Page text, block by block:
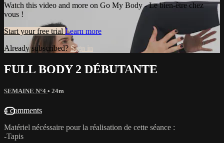
Watch this video and more on Go My Body - Le bien-être chez
vous !
Start your free trial Learn more
Already subscribed? Sign in
FULL BODY 2 DÉBUTANTE
SEMAINE N°4 • 24m
4 comments
Matériel nécéssaire pour la réalisation de cette séance :
-Tapis